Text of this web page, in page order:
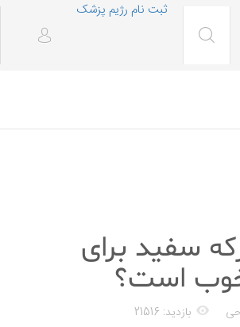
ثبت نام رژیم پزشک
سفید برای
است؟
بازدید: 21516